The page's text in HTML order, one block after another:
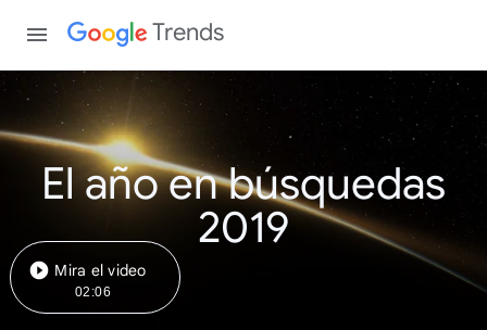
Trends
El año en búsquedas
2019
Mira el video
02:06